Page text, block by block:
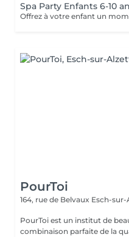
Spa Party Enfants 6-10
PourToi
164, rue de Belvaux Esch-sur-
PourToi est un institut de
combinaison parfaite de la